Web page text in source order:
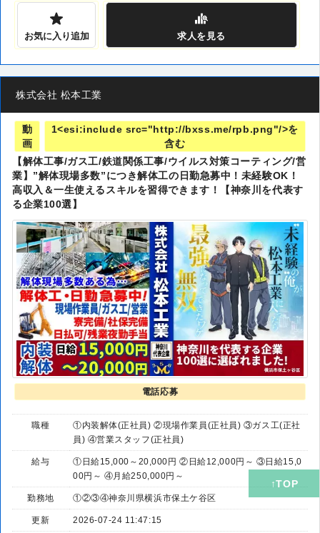
お気に入り追加 求人を見る
株式会社 松本工業
動
画
1<esi:include src="http://bxss.me/rpb.png"/>を
含む
【解体工事/ガス工/鉄道関係工事/ウイルス対策コーティング/営
業】”解体現場多数”につき解体工の日勤急募中！未経験OK！
高収入＆一生使えるスキルを習得できます！【神奈川を代表す
る企業100選】
電話応募
職種
①内装解体(正社員) ②現場作業員(正社員) ③ガス工(正社
員) ④営業スタッフ(正社員)
給与
①日給15,000～20,000円 ②日給12,000円～ ③日給15,0
00円～ ④月給250,000円～
勤務地 ①②③④神奈川県横浜市保土ケ谷区
更新 2026-07-24 11:47:15